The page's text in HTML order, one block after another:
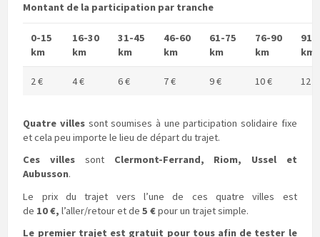
Montant de la participation par tranche
0-15
km
16-30
km
31-45
km
46-60
km
61-75
km
76-90
km
91-
km
2 € 4 € 6 € 7 € 9 € 10 € 12 €
Quatre villes sont soumises à une participation solidaire fixe
et cela peu importe le lieu de départ du trajet.
Ces villes sont Clermont-Ferrand, Riom, Ussel et
Aubusson.
Le prix du trajet vers l’une de ces quatre villes est
de 10 €,l’aller/retour et de5 €pour un trajet simple.
Le premier trajet est gratuit pour tous afin de tester le